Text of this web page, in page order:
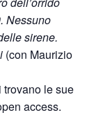
Nessuno
sirene.
(con Maurizio
trovano le sue
access.